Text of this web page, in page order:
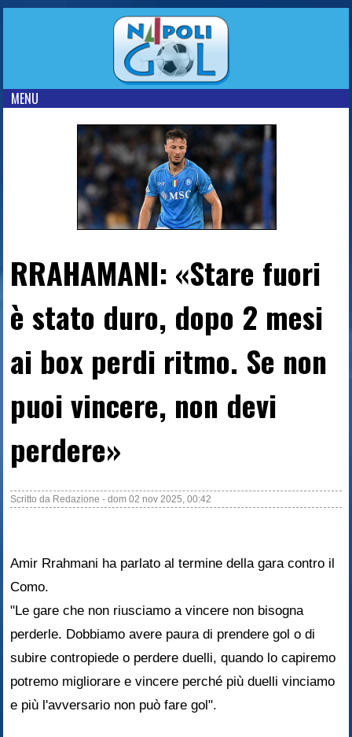
MENU
RRAHAMANI: «Stare fuori
è stato duro, dopo 2 mesi
ai box perdi ritmo. Se non
puoi vincere, non devi
perdere»
Scritto da Redazione -dom 02 nov 2025, 00:42
Amir Rrahmani ha parlato al termine della gara contro il
Como.
"Le gare che non riusciamo a vincere non bisogna
perderle. Dobbiamo avere paura di prendere gol o di
subire contropiede o perdere duelli, quando lo capiremo
potremo migliorare e vincere perché più duelli vinciamo
e più l'avversario non può fare gol".